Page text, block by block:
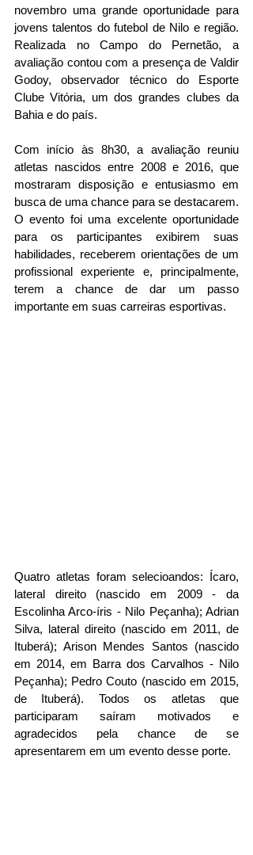
novembro uma grande oportunidade para
jovens talentos do futebol de Nilo e região.
Realizada no Campo do Pernetão, a
avaliação contou com a presença de Valdir
Godoy, observador técnico do Esporte
Clube Vitória, um dos grandes clubes da
Bahia e do país.
Com início às 8h30, a avaliação reuniu
atletas nascidos entre 2008 e 2016, que
mostraram disposição e entusiasmo em
busca de uma chance para se destacarem.
O evento foi uma excelente oportunidade
para os participantes exibirem suas
habilidades, receberem orientações de um
profissional experiente e, principalmente,
terem a chance de dar um passo
importante em suas carreiras esportivas.
Quatro atletas foram selecioandos: Ícaro,
lateral direito (nascido em 2009 - da
Escolinha Arco-íris - Nilo Peçanha); Adrian
Silva, lateral direito (nascido em 2011, de
Ituberá); Arison Mendes Santos (nascido
em 2014, em Barra dos Carvalhos - Nilo
Peçanha); Pedro Couto (nascido em 2015,
de Ituberá). Todos os atletas que
participaram saíram motivados e
agradecidos pela chance de se
apresentarem em um evento desse porte.